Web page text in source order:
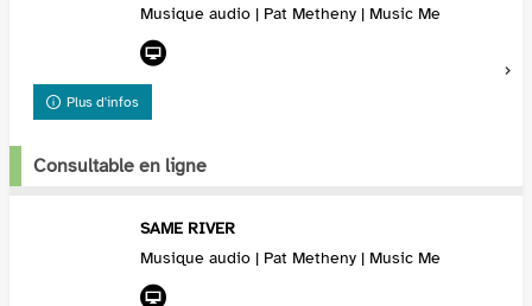
Musique audio | Pat Metheny | Music Me
Plus d'infos
Consultable en ligne
SAME RIVER
Musique audio | Pat Metheny | Music Me